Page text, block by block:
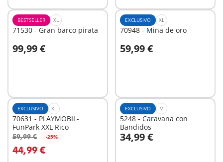
BESTSELLER XL
71530 - Gran barco pirata
99,99 €
A la cesta
EXCLUSIVO XL
70948 - Mina de oro
59,99 €
A la cesta
EXCLUSIVO XL
70631 - PLAYMOBIL-
FunPark XXL Rico
59,99 € -25%
44,99 €
A la cesta
EXCLUSIVO M
5248 - Caravana con
Bandidos
34,99 €
A la cesta